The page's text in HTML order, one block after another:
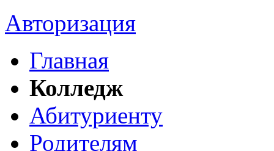
Авторизация
Главная
Колледж
Абитуриенту
Родителям